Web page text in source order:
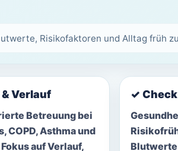
Risikofaktoren und Alltag früh
Verlauf
Betreuung bei
COPD, Asthma und
auf Verlauf,
✓